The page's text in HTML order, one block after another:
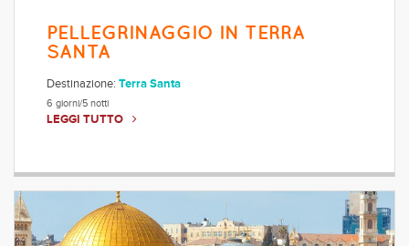
PELLEGRINAGGIO IN TERRA
SANTA
Destinazione: Terra Santa
6 giorni/5 notti
LEGGI TUTTO